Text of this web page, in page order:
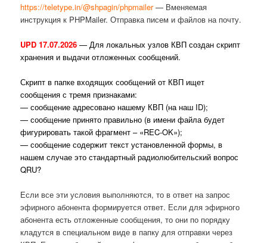
https://teletype.in/@shpagin/phpmailer— Вменяемая
инструкция к PHPMailer. Отправка писем и файлов на почту.
UPD 17.07.2026 — Для локальных узлов КВП создан скрипт
хранения и выдачи отложенных сообщений.
Скрипт в папке входящих сообщений от КВП ищет
сообщения с тремя признаками:
— сообщение адресовано нашему КВП (на наш ID);
— сообщение принято правильно (в имени файла будет
фигурировать такой фрагмент – «REC-OK»);
— сообщение содержит текст установленной формы, в
нашем случае это стандартный радиолюбительский вопрос
QRU?
Если все эти условия выполняются, то в ответ на запрос
эфирного абонента формируется ответ. Если для эфирного
абонента есть отложенные сообщения, то они по порядку
кладутся в специальном виде в папку для отправки через